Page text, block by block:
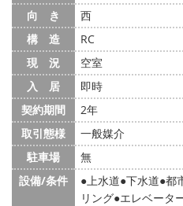
向 き
西
構 造
RC
現 況
空室
入 居
即時
契約期間
2年
取引態様
一般媒介
駐車場
無
設備/条件
上水道 下水道 都
リング エレベータ